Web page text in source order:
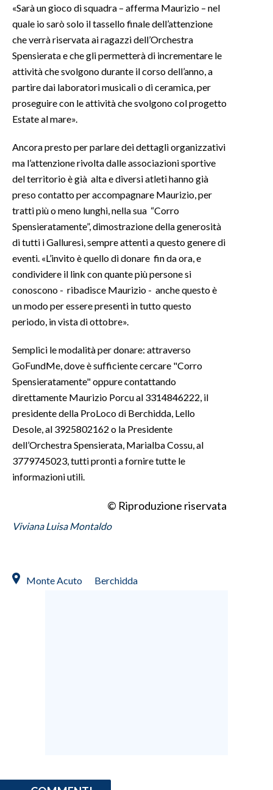
ABBONATI
NECROLOGI
PUBBLICITÀ
SPIAGGE
STORE
«Sarà un gioco di squadra – afferma Maurizio – nel
quale io sarò solo il tassello finale dell’attenzione
che verrà riservata ai ragazzi dell’Orchestra
Spensierata e che gli permetterà di incrementare le
attività che svolgono durante il corso dell’anno, a
partire dai laboratori musicali o di ceramica, per
proseguire con le attività che svolgono col progetto
Estate al mare».
Ancora presto per parlare dei dettagli organizzativi
ma l’attenzione rivolta dalle associazioni sportive
del territorio è già alta e diversi atleti hanno già
preso contatto per accompagnare Maurizio, per
tratti più o meno lunghi, nella sua “Corro
Spensieratamente”, dimostrazione della generosità
di tutti i Galluresi, sempre attenti a questo genere di
eventi. «L’invito è quello di donare fin da ora, e
condividere il link con quante più persone si
conoscono - ribadisce Maurizio - anche questo è
un modo per essere presenti in tutto questo
periodo, in vista di ottobre».
Semplici le modalità per donare: attraverso
GoFundMe, dove è sufficiente cercare "Corro
Spensieratamente" oppure contattando
direttamente Maurizio Porcu al 3314846222, il
presidente della ProLoco di Berchidda, Lello
Desole, al 3925802162 o la Presidente
dell’Orchestra Spensierata, Marialba Cossu, al
3779745023, tutti pronti a fornire tutte le
informazioni utili.
© Riproduzione riservata
Viviana Luisa Montaldo
Monte Acuto Berchidda